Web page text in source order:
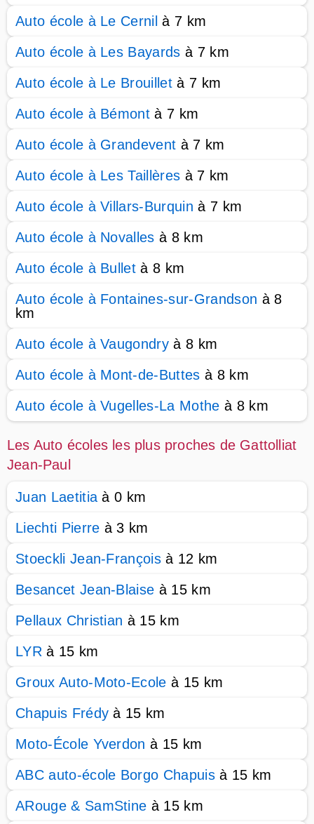
Auto école à Le Cernil à 7 km
Auto école à Les Bayards à 7 km
Auto école à Le Brouillet à 7 km
Auto école à Bémont à 7 km
Auto école à Grandevent à 7 km
Auto école à Les Taillères à 7 km
Auto école à Villars-Burquin à 7 km
Auto école à Novalles à 8 km
Auto école à Bullet à 8 km
Auto école à Fontaines-sur-Grandson à 8
km
Auto école à Vaugondry à 8 km
Auto école à Mont-de-Buttes à 8 km
Auto école à Vugelles-La Mothe à 8 km
Les Auto écoles les plus proches de Gattolliat
Jean-Paul
Juan Laetitia à 0 km
Liechti Pierre à 3 km
Stoeckli Jean-François à 12 km
Besancet Jean-Blaise à 15 km
Pellaux Christian à 15 km
LYR à 15 km
Groux Auto-Moto-Ecole à 15 km
Chapuis Frédy à 15 km
Moto-École Yverdon à 15 km
ABC auto-école Borgo Chapuisà 15 km
ARouge & SamStine à 15 km